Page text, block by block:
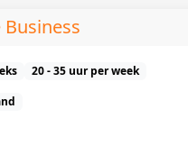
20 - 35 uur per week